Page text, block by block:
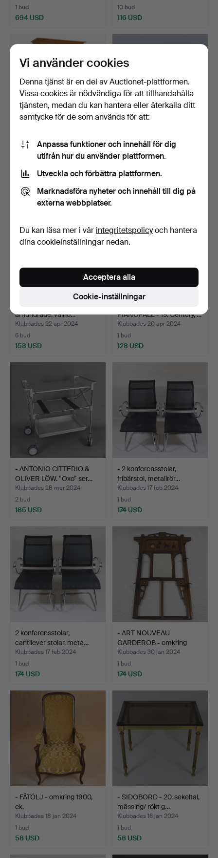
1 bud
694 USD
10 bud
116 USD
Tvådelat helträskåp, 1800-
tal med målade y…
Klubbades 20 aug 2024
26 bud
- CASTELLI FERRIERI,
ANNA. Componibili con…
Klubbades 4 aug 2024
3 bud
århundrade, valnö…
Klubbades 22 apr 2024
6 bud
153 USD
PIANOPALL - 19. Century, …
Klubbades 20 apr 2024
1 bud
128 USD
- ANTONIO CITTERIO &
OLIVER LÖW. ”Oxo” ser…
Klubbades 28 mar 2024
2 bud
185 USD
- 2 konferensstolar,
fribärstol, metallrör…
Klubbades 17 feb 2024
1 bud
174 USD
2 konferensstolar,
cantilever stolar, meta…
Klubbades 17 feb 2024
1 bud
174 USD
- ART NOUVEAU
GARDEROB - omkring
1900, trä…
Klubbades 30 jan 2024
1 bud
174 USD
- FÅTÖLJ - omkring 1900,
ek.
Klubbades 18 jan 2024
1 bud
58 USD
- SIDOBORD - 20. sekeltal,
mässing/ rökt g…
Klubbades 16 jan 2024
1 bud
58 USD
Vi använder cookies
Denna tjänst är en del av Auctionet-plattformen.
Vissa cookies är nödvändiga för att tillhandahålla
tjänsten, medan du kan hantera eller återkalla ditt
samtycke för de som används för att:
Anpassa funktioner och innehåll för dig
utifrån hur du använder plattformen.
Utveckla och förbättra plattformen.
Marknadsföra nyheter och innehåll till dig på
externa webbplatser.
Du kan läsa mer i vår integritetspolicyoch hantera
dina cookieinställningar nedan.
Cookie-inställningar
Acceptera alla